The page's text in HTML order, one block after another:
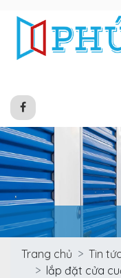
Trang chủ
Tin tức
lắp đặt cửa